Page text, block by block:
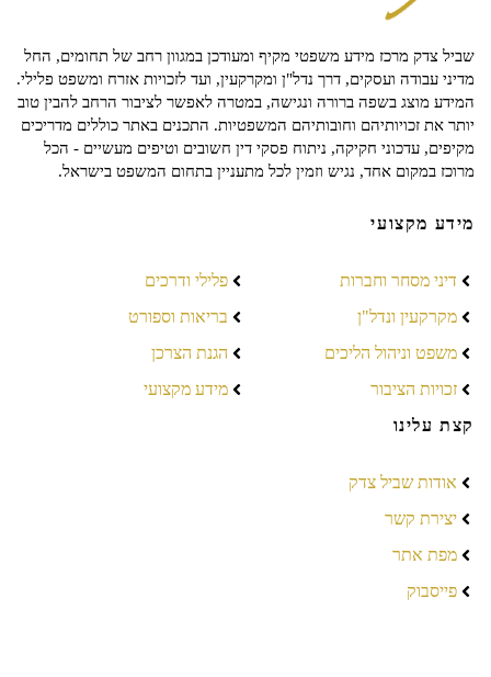
שביל צדק מרכז מידע משפטי מקיף ומעודכן במגוון רחב של תחומים, החל
מדיני עבודה ועסקים, דרך נדל"ן ומקרקעין, ועד לזכויות אזרח ומשפט פלילי.
המידע מוצג בשפה ברורה ונגישה, במטרה לאפשר לציבור הרחב להבין טוב
יותר את זכויותיהם וחובותיהם המשפטיות. התכנים באתר כוללים מדריכים
מקיפים, עדכוני חקיקה, ניתוח פסקי דין חשובים וטיפים מעשיים - הכל
מרוכז במקום אחד, נגיש וזמין לכל מתעניין בתחום המשפט בישראל.
מידע מקצועי
דיני מסחר וחברות
מקרקעין ונדל"ן
משפט וניהול הליכים
זכויות הציבור
פלילי ודרכים
בריאות וספורט
הגנת הצרכן
מידע מקצועי
קצת עלינו
אודות שביל צדק
יצירת קשר
מפת אתר
פייסבוק